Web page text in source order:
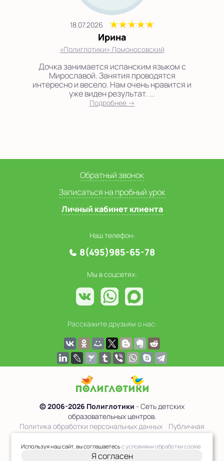
18.07.2026
Ирина
«Полиглотики» Ломоносовский
Дочка занимается испанским языком с
Мирославой. Занятия проводятся
интересно и весело. Нам очень нравится и
уже виден результат. ...
Подробнее →
Обратный звонок
Записаться на пробный урок
Личный кабинет клиента
Наш телефон:
8(495)985-65-78
Мы в соцсетях:
Расскажите друзьям о нас:
© 2006-2026 Полиглотики - Сеть детских
образовательных центров.
Политика обработки персональных данных
Публичная
оферта
Используя наш сайт, вы соглашаетесьс условиями обработки cookie
Я согласен